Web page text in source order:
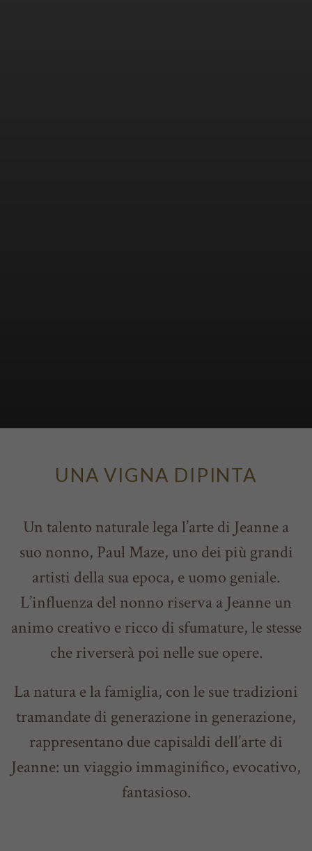
UNA VIGNA DIPINTA
Un talento naturale lega l’arte di Jeanne a
suo nonno, Paul Maze, uno dei più grandi
artisti della sua epoca, e uomo geniale.
L’influenza del nonno riserva a Jeanne un
animo creativo e ricco di sfumature, le stesse
che riverserà poi nelle sue opere.
La natura e la famiglia, con le sue tradizioni
tramandate di generazione in generazione,
rappresentano due capisaldi dell’arte di
Jeanne: un viaggio immaginifico, evocativo,
fantasioso.